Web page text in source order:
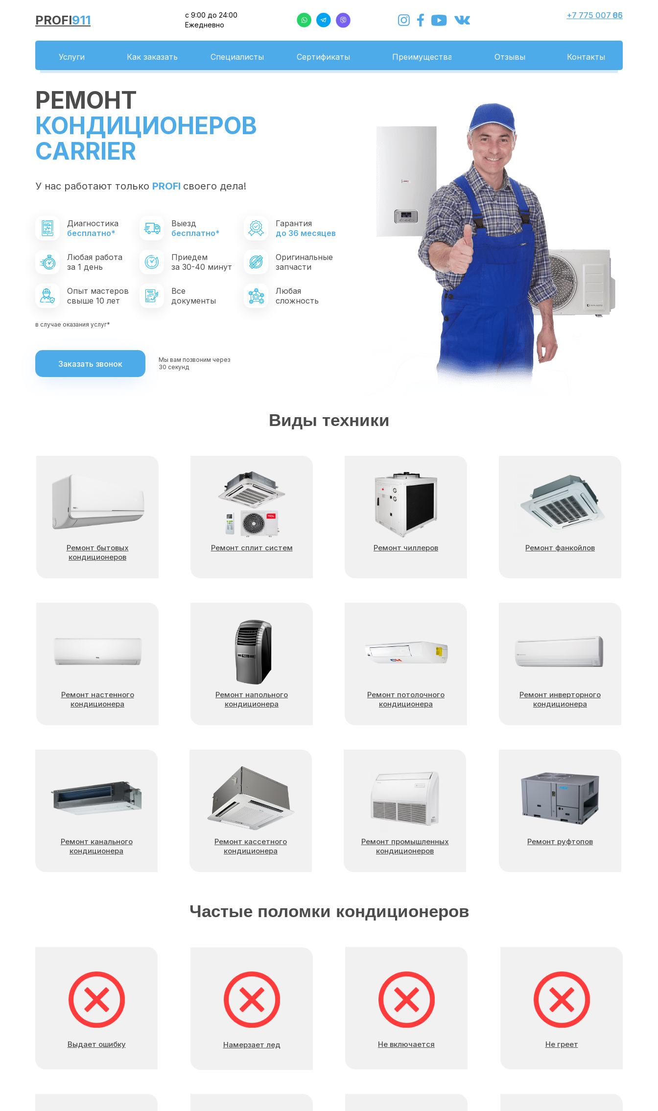
PROFI911
с 9:00 до 24:00
Ежедневно
+7 775 007 86 05
Услуги Как заказать Специалисты Сертификаты Преимущества Отзывы Контакты
У нас работают только PROFI своего дела!
Диагностика
бесплатно*
Выезд
бесплатно*
Гарантия
до 36 месяцев
Любая работа
за 1 день
Мы вам позвоним через
30 секунд
в случае оказания услуг*
Оригинальные
запчасти
Любая
сложность
Приедем
за 30-40 минут
Все
документы
Опыт мастеров
свыше 10 лет
Заказать звонок
РЕМОНТ
КОНДИЦИОНЕРОВ
CARRIER
с 9:00 до 24:00
Ежедневно
Виды техники
Ремонт бытовых
кондиционеров
Ремонт сплит систем Ремонт чиллеров Ремонт фанкойлов
Ремонт настенного
кондиционера
Ремонт напольного
кондиционера
Ремонт потолочного
кондиционера
Ремонт инверторного
кондиционера
Ремонт канального
кондиционера
Ремонт кассетного
кондиционера
Ремонт промышленных
кондиционеров
Ремонт руфтопов
Частые поломки кондиционеров
Выдает ошибку Намерзает лед Не включается Не греет